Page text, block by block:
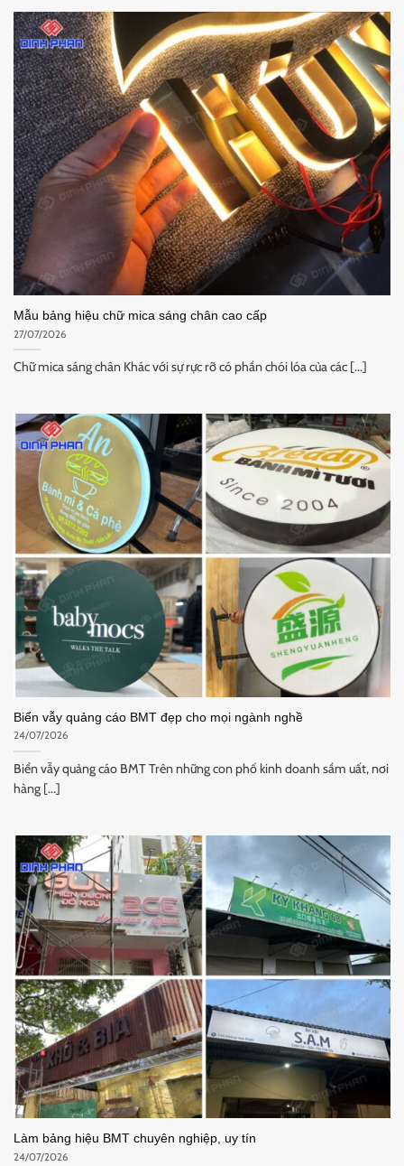
Mẫu bảng hiệu chữ mica sáng chân cao cấp
27/07/2026
Chữ mica sáng chân Khác với sự rực rỡ có phần chói lóa của các [...]
Biển vẫy quảng cáo BMT đẹp cho mọi ngành nghề
24/07/2026
Biển vẫy quảng cáo BMT Trên những con phố kinh doanh sầm uất, nơi
hàng [...]
Làm bảng hiệu BMT chuyên nghiệp, uy tín
24/07/2026